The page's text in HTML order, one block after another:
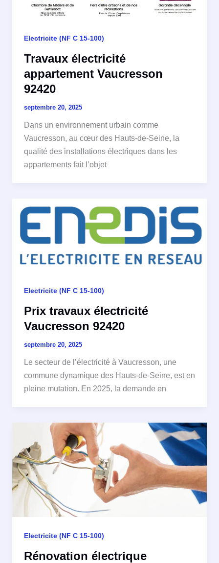
Electricite (NF C 15-100)
Travaux électricité
appartement Vaucresson
92420
septembre 20, 2025
Dans un environnement urbain comme
Vaucresson, au cœur des Hauts-de-Seine, la
qualité des installations électriques dans les
appartements fait l’objet
Electricite (NF C 15-100)
Prix travaux électricité
Vaucresson 92420
septembre 20, 2025
Le secteur de l’électricité à Vaucresson, une
commune dynamique des Hauts-de-Seine, est en
pleine mutation. En 2025, la demande en
Electricite (NF C 15-100)
Rénovation électrique